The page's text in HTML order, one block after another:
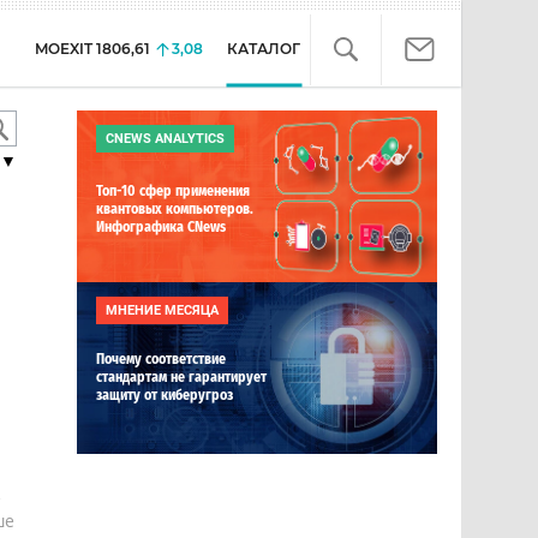
MOEXIT 1806,61 3,08 КАТАЛОГ
CNEWS ANALYTICS
Топ-10 сфер применения
квантовых компьютеров.
Инфографика CNews
МНЕНИЕ МЕСЯЦА
Почему соответствие
стандартам не гарантирует
защиту от киберугроз